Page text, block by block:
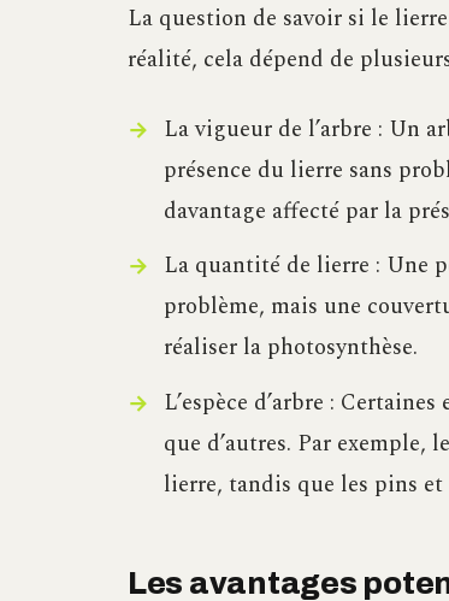
La question de savoir si le
réalité, cela dépend de
La vigueur de l’arbre : Un
présence du lierre sans
davantage affecté par la
La quantité de lierre : Une
problème, mais une
réaliser la photosynthèse.
L’espèce d’arbre :
que d’autres. Par exemple,
lierre, tandis que les pins
Les avantages